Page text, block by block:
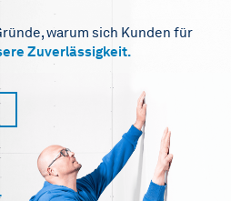
­warum sich Kunden für
Zuverlässigkeit.